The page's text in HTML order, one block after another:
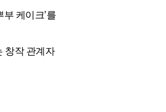
부 케이크’를
창작 관계자